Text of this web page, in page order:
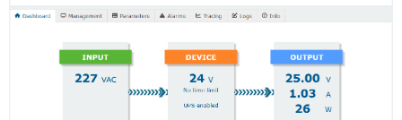
News zu unseren Herstellern